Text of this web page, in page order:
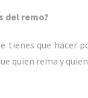
del remo?
tienes que hacer
quien rema y